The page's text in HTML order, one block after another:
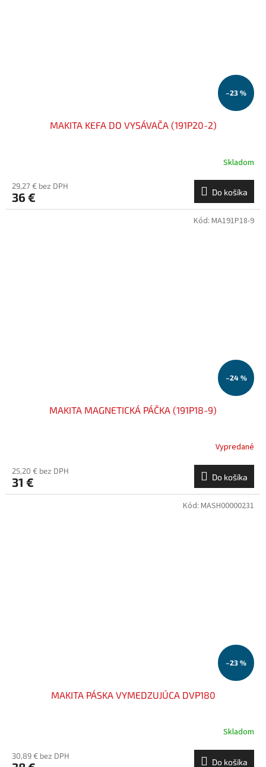
–23 %
MAKITA KEFA DO VYSÁVAČA (191P20-2)
Skladom
29,27 € bez DPH
36 € Do košíka
–24 %
MAKITA MAGNETICKÁ PÁČKA (191P18-9)
Vypredané
25,20 € bez DPH
31 € Do košíka
Kód: MA191P18-9
–23 %
MAKITA PÁSKA VYMEDZUJÚCA DVP180
Skladom
30,89 € bez DPH
Do košíka
Kód: MASH00000231